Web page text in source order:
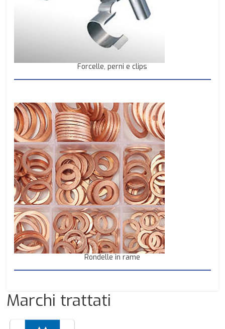
Forcelle, perni e clips
Rondelle in rame
Marchi trattati